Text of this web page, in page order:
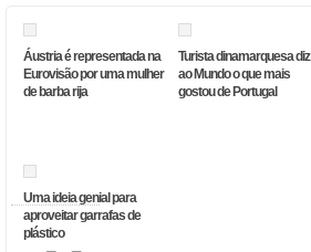
Áustria é representada na
Eurovisão por uma mulher
de barba rija
Turista dinamarquesa diz
ao Mundo o que mais
gostou de Portugal
Uma ideia genial para
aproveitar garrafas de
plástico